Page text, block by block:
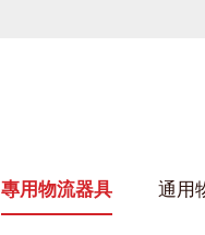
專用物流器具 通用